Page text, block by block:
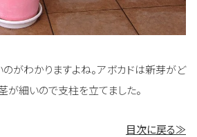
がわかりますよね。アボカドは新芽がど
が細いので支柱を立てました。
目次に戻る≫